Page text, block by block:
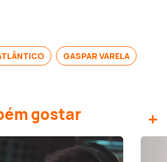
GASPAR VARELA
gostar +